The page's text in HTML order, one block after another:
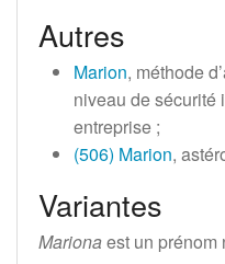
Autres
Marion, méthode
niveau de sécurité
entreprise ;
(506) Marion,
Variantes
Marionaest un prénom